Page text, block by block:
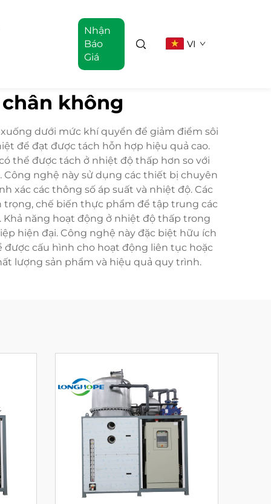
Nhận
Báo
Giá
VI
không
dưới mức khí quyển để giảm điểm sôi
để đạt được tách hỗn hợp hiệu quả cao.
thể được tách ở nhiệt độ thấp hơn so với
nghệ này sử dụng các thiết bị chuyên
xác các thông số áp suất và nhiệt độ. Các
chế biến thực phẩm để tập trung các
năng hoạt động ở nhiệt độ thấp trong
hiện đại. Công nghệ này đặc biệt hữu ích
cấu hình cho hoạt động liên tục hoặc
lượng sản phẩm và hiệu quả quy trình.